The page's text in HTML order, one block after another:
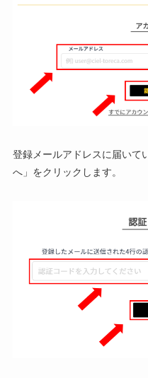
登録メールアドレスに届いて
へ」をクリックします。